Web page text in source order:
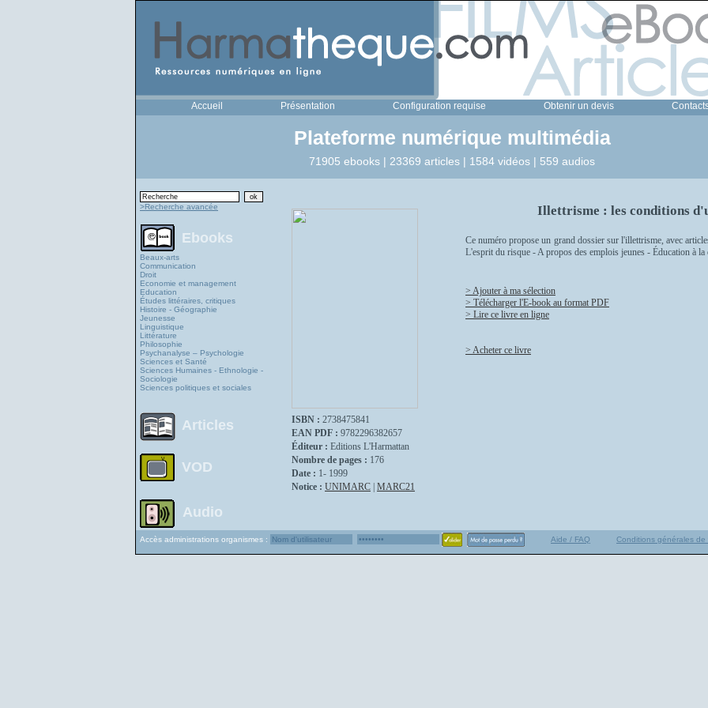
Accueil Présentation Configuration requise Obtenir un devis
Plateforme numérique multimédia
71905 ebooks | 23369 articles | 1584 vidéos | 559 audios
>Recherche avancée
Ebooks
Beaux-arts
Communication
Droit
Economie et management
Education
Études littéraires, critiques
Histoire - Géographie
Jeunesse
Linguistique
Littérature
Philosophie
Psychanalyse – Psychologie
Sciences et Santé
Sciences Humaines - Ethnologie -
Sociologie
Sciences politiques et sociales
Articles
VOD
Audio
ISBN : 2738475841
EAN PDF : 9782296382657
Éditeur : Editions L'Harmattan
Nombre de pages : 176
Date : 1- 1999
Notice : UNIMARC MARC21
Illettrisme : les conditions
Ce numéro propose un grand dossier sur l'illettrisme, avec
L'esprit du risque - A propos des emplois jeunes - Éducation à
> Ajouter à ma sélection
> Télécharger l'E-book au format PDF
> Lire ce livre en ligne
> Acheter ce livre
Accès administrations organismes : Aide / FAQ Conditions générales de